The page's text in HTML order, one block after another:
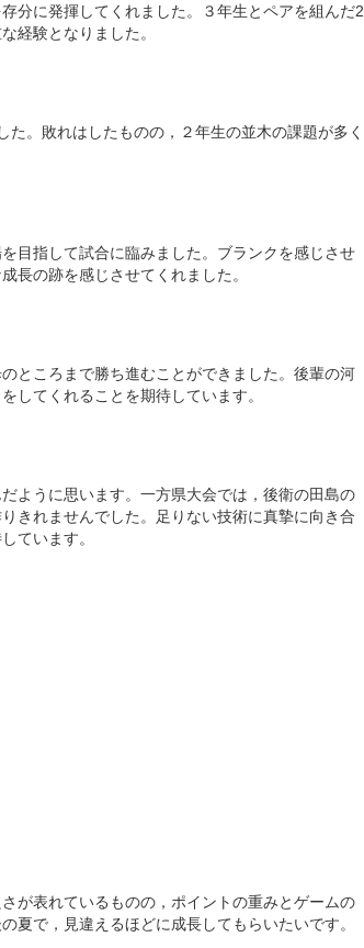
分に発揮してくれました。３年生とペアを組んだ2
経験となりました。
。敗れはしたものの，２年生の並木の課題が多く
目指して試合に臨みました。ブランクを感じさせ
長の跡を感じさせてくれました。
ところまで勝ち進むことができました。後輩の河
してくれることを期待しています。
ように思います。一方県大会では，後衛の田島の
きれませんでした。足りない技術に真摯に向き合
ています。
が表れているものの，ポイントの重みとゲームの
夏で，見違えるほどに成長してもらいたいです。